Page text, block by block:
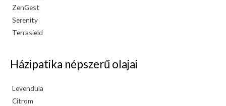
ZenGest
Serenity
Terrasield
Házipatika népszerű olajai
Levendula
Citrom